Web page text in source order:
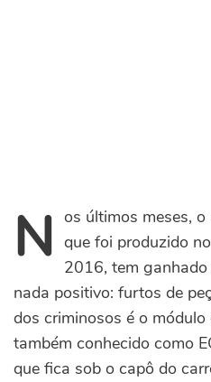
Nos últimos meses,
que foi produzido
2016, tem
nada positivo: furtos de
dos criminosos é o módulo
também conhecido como
que fica sob o capô do